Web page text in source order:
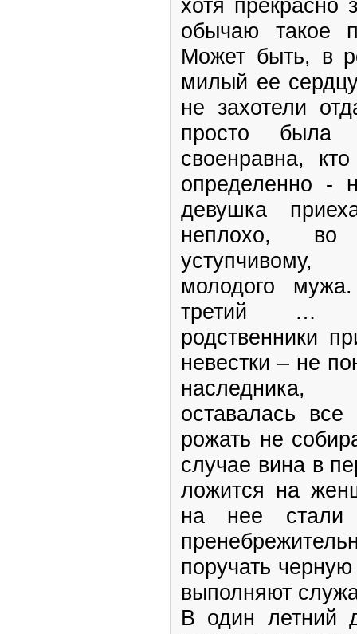
хотя прекрасно
обычаю такое
Может быть, в
милый ее
не захотели
просто
своенравна,
определенно -
девушка
неплохо, во
молодого
третий …
родственники
невестки – не
наследника,
оставалась
рожать не
случае вина в
ложится на
на нее стали
поручать
выполняют
В один летний